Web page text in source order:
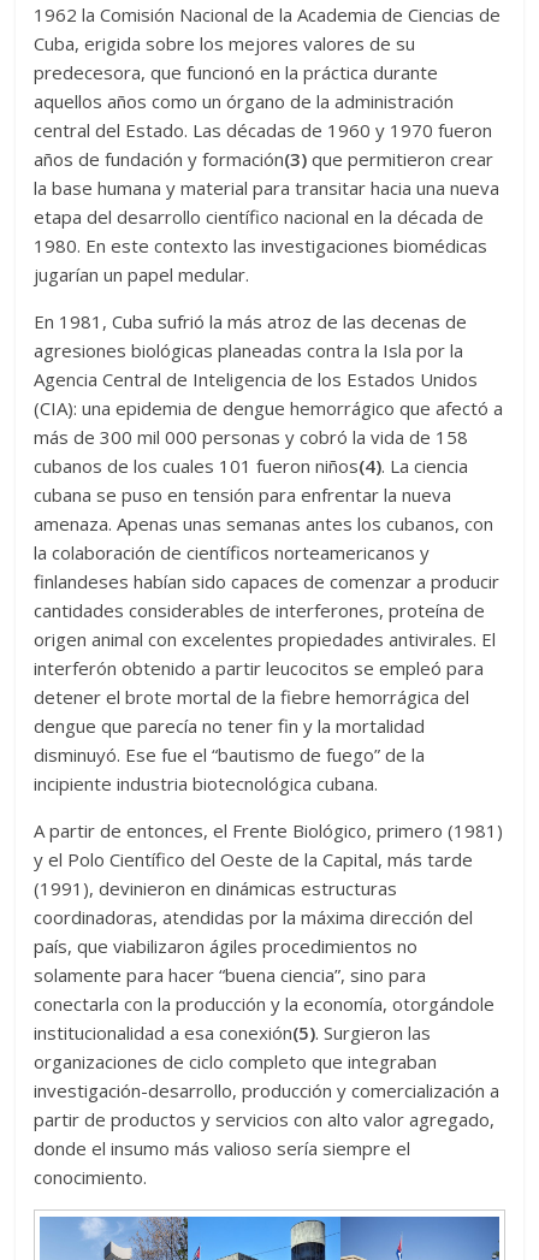
1962 la Comisión Nacional de la Academia de Ciencias de
Cuba, erigida sobre los mejores valores de su
predecesora, que funcionó en la práctica durante
aquellos años como un órgano de la administración
central del Estado. Las décadas de 1960 y 1970 fueron
años de fundación y formación(3) que permitieron crear
la base humana y material para transitar hacia una nueva
etapa del desarrollo científico nacional en la década de
1980. En este contexto las investigaciones biomédicas
jugarían un papel medular.
En 1981, Cuba sufrió la más atroz de las decenas de
agresiones biológicas planeadas contra la Isla por la
Agencia Central de Inteligencia de los Estados Unidos
(CIA): una epidemia de dengue hemorrágico que afectó a
más de 300 mil 000 personas y cobró la vida de 158
cubanos de los cuales 101 fueron niños(4). La ciencia
cubana se puso en tensión para enfrentar la nueva
amenaza. Apenas unas semanas antes los cubanos, con
la colaboración de científicos norteamericanos y
finlandeses habían sido capaces de comenzar a producir
cantidades considerables de interferones, proteína de
origen animal con excelentes propiedades antivirales. El
interferón obtenido a partir leucocitos se empleó para
detener el brote mortal de la fiebre hemorrágica del
dengue que parecía no tener fin y la mortalidad
disminuyó. Ese fue el “bautismo de fuego” de la
incipiente industria biotecnológica cubana.
A partir de entonces, el Frente Biológico, primero (1981)
y el Polo Científico del Oeste de la Capital, más tarde
(1991), devinieron en dinámicas estructuras
coordinadoras, atendidas por la máxima dirección del
país, que viabilizaron ágiles procedimientos no
solamente para hacer “buena ciencia”, sino para
conectarla con la producción y la economía, otorgándole
institucionalidad a esa conexión(5). Surgieron las
organizaciones de ciclo completo que integraban
investigación-desarrollo, producción y comercialización a
partir de productos y servicios con alto valor agregado,
donde el insumo más valioso sería siempre el
conocimiento.